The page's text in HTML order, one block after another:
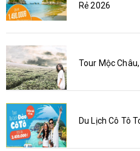
Rẻ 2026
Tour Mộc
Du Lịch Cô Tô